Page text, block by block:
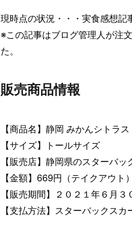
現時点の状況・・・実食感想記
※この記事はブログ管理人が注
た。
販売商品情報
【商品名】静岡 みかんシトラ
【サイズ】トールサイズ
【販売店】静岡県のスターバッ
【金額】669円（テイクアウト
【販売期間】２０２１年６月
【支払方法】スターバックス